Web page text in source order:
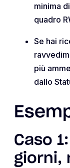
minima
quadro
Se hai
più
dallo
Caso
giorni,